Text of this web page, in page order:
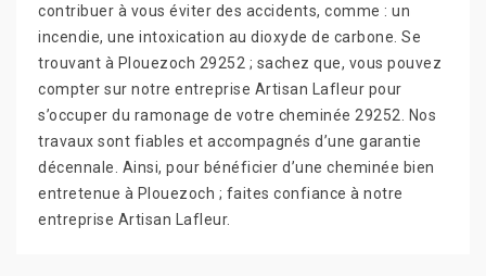
contribuer à vous éviter des accidents, comme : un
incendie, une intoxication au dioxyde de carbone. Se
trouvant à Plouezoch 29252 ; sachez que, vous pouvez
compter sur notre entreprise Artisan Lafleur pour
s’occuper du ramonage de votre cheminée 29252. Nos
travaux sont fiables et accompagnés d’une garantie
décennale. Ainsi, pour bénéficier d’une cheminée bien
entretenue à Plouezoch ; faites confiance à notre
entreprise Artisan Lafleur.